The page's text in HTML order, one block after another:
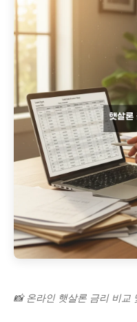
📸 온라인 햇살론 금리 비교